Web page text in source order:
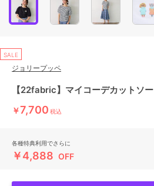
SALE
ジョリープッペ
【22fabric】マイコーデカットソー
￥7,700 税込
各種特典利用でさらに
￥4,888 OFF